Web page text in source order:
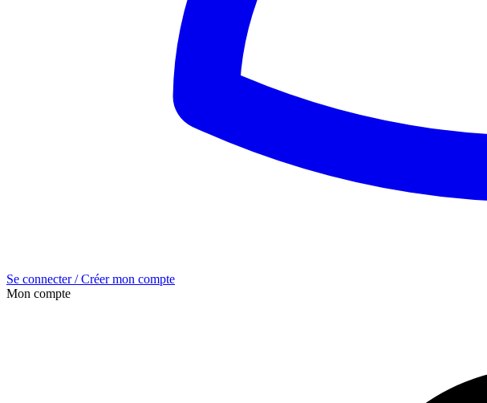
Se connecter / Créer mon compte
Mon compte